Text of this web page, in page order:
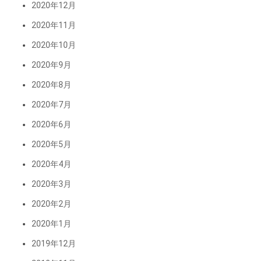
2020年12月
2020年11月
2020年10月
2020年9月
2020年8月
2020年7月
2020年6月
2020年5月
2020年4月
2020年3月
2020年2月
2020年1月
2019年12月